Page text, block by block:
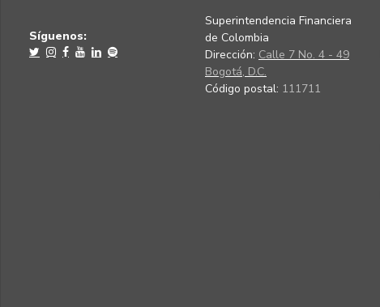
Síguenos:
Superintendencia Financiera
de Colombia
Dirección: Calle 7 No. 4 - 49
Bogotá, D.C.
Código postal: 111711